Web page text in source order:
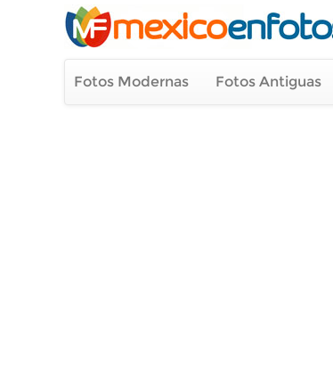
Fotos Modernas Fotos Antiguas